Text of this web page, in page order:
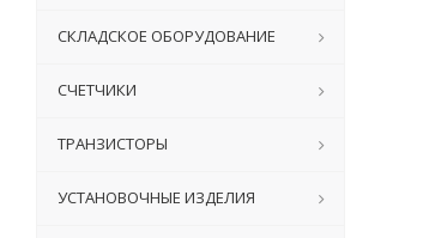
СКЛАДСКОЕ ОБОРУДОВАНИЕ
СЧЕТЧИКИ
ТРАНЗИСТОРЫ
УСТАНОВОЧНЫЕ ИЗДЕЛИЯ